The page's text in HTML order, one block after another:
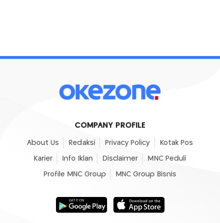
COMPANY PROFILE
About Us Redaksi Privacy Policy Kotak Pos
Karier Info Iklan Disclaimer MNC Peduli
Profile MNC Group MNC Group Bisnis